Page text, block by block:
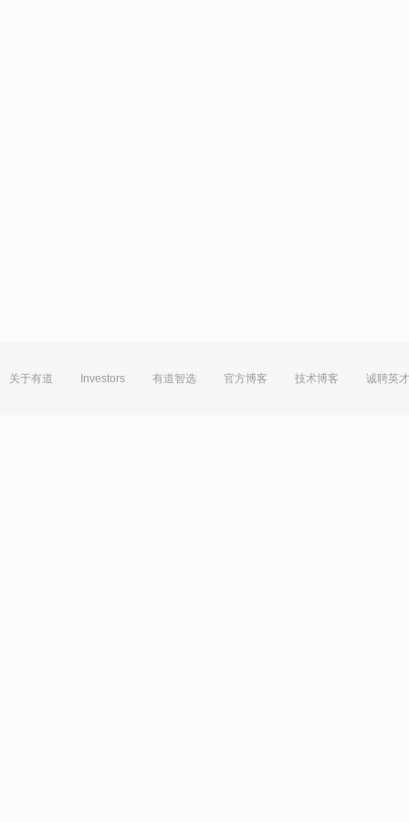
关于有道 Investors 有道智选 官方博客 技术博客 诚聘英才